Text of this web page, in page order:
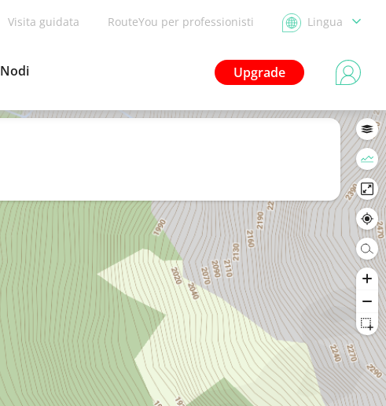
Visita guidata RouteYou per professionisti Lingua
Upgrade
Nodi